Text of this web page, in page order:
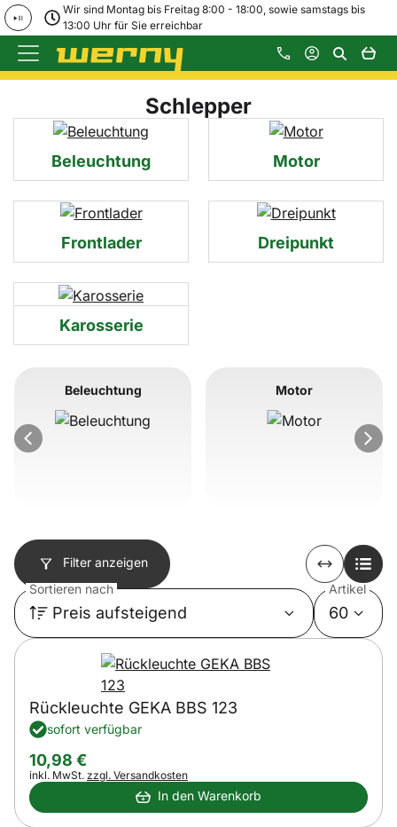
Wir sind Montag bis Freitag 8:00 - 18:00, sowie samstags bis
13:00 Uhr für Sie erreichbar
Zum Hauptinhalt springen
Schlepper
Beleuchtung Motor
Frontlader Dreipunkt
Karosserie
Artikel überspringen
Beleuchtung Motor
Filter anzeigen
Sortieren nach
Preis aufsteigend
Artikel
60
Rückleuchte GEKA BBS 123
sofort verfügbar
10,98 €
Steuerhinweis:
inkl. MwSt. zzgl. Versandkosten
In den Warenkorb